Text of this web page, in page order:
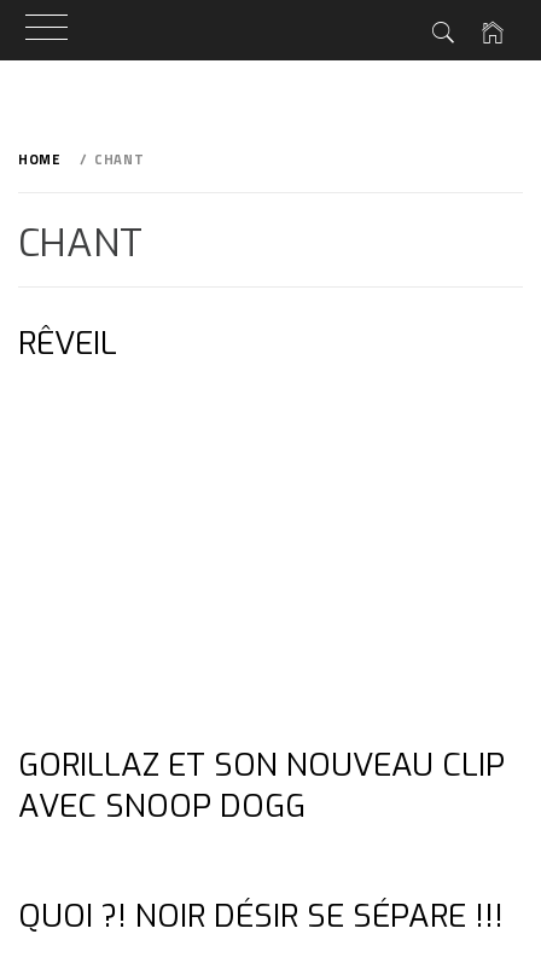
HOME CHANT
CHANT
RÊVEIL
GORILLAZ ET SON NOUVEAU CLIP
AVEC SNOOP DOGG
QUOI ?! NOIR DÉSIR SE SÉPARE !!!